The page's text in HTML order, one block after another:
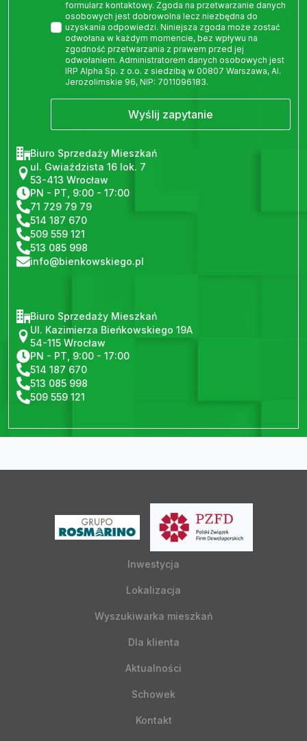
formularz kontaktowy. Zgoda na przetwarzanie danych
osobowych jest dobrowolna lecz niezbędna do
uzyskania odpowiedzi. Niniejsza zgoda może zostać
odwołana w każdym momencie, bez wpływu na
zgodność przetwarzania z prawem przed jej
odwołaniem. Administratorem danych osobowych jest
IRP Alpha Sp. z o.o. z siedzibą w 00807 Warszawa, Al.
Jerozolimskie 96, NIP: 7011096183.
Wyślij zapytanie
Biuro Sprzedaży Mieszkań
ul. Gwiaździsta 16 lok. 7
53-413 Wrocław
PN - PT, 9:00 - 17:00
71 729 79 79
514 187 670
509 559 121
513 085 998
info@bienkowskiego.pl
Biuro Sprzedaży Mieszkań
Ul. Kazimierza Bieńkowskiego 19A
54-115 Wrocław
PN - PT, 9:00 - 17:00
514 187 670
513 085 998
509 559 121
Inwestycja
Lokalizacja
Wyszukiwarka mieszkań
Dla klienta
Aktualności
Schowek
Kontakt